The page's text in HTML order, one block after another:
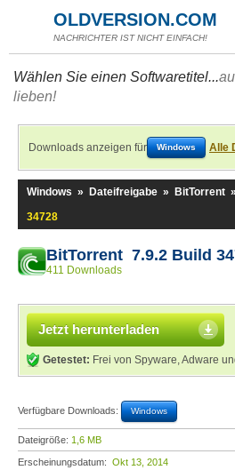
OLDVERSION.COM
NACHRICHTER IST NICHT EINFACH!
Wählen Sie einen Softwaretitel...
lieben!
Downloads anzeigen für Windows Alle
Windows » Dateifreigabe » BitTorrent »
34728
BitTorrent 7.9.2 Build
411 Downloads
Jetzt herunterladen
Getestet: Frei von Spyware, Adware
Verfügbare Downloads: Windows
Dateigröße: 1,6 MB
Erscheinungsdatum: Okt 13, 2014